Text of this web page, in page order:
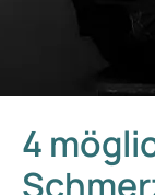
4